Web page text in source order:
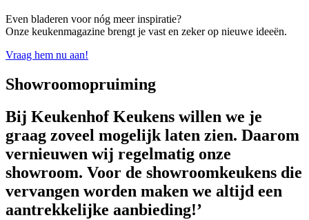
Even bladeren voor nóg meer inspiratie?
Onze keukenmagazine brengt je vast en zeker op nieuwe ideeën.
Vraag hem nu aan!
Showroomopruiming
Bij Keukenhof Keukens willen we je
graag zoveel mogelijk laten zien. Daarom
vernieuwen wij regelmatig onze
showroom. Voor de showroomkeukens die
vervangen worden maken we altijd een
aantrekkelijke aanbieding!’